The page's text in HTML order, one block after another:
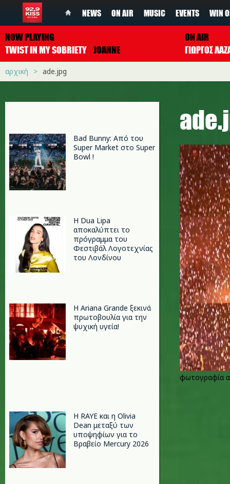
NEWS ON AIR MUSIC EVENTS WIN
NOW PLAYING
TWIST IN MY SOBRIETY JOANNE
ON AIR
ΓΙΩΡΓΟΣ
αρχική ade.jpg
Bad Bunny: Από του
Super Market στο Super
Bowl !
Η Dua Lipa
αποκαλύπτει το
πρόγραμμα του
Φεστιβάλ Λογοτεχνίας
του Λονδίνου
Η Ariana Grande ξεκινά
πρωτοβουλία για την
ψυχική υγεία!
Η RAYE και η Olivia
Dean μεταξύ των
υποψηφίων για το
Βραβείο Mercury 2026
φωτογραφία